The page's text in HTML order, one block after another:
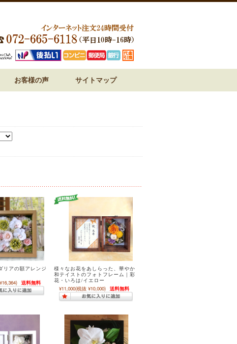
お客様の声 サイトマップ
リアの額アレンジ
送料無料
様々なお花をあしらった、華やか
和テイストのフォトフレーム｜彩
花・いろは/イエロー
¥11,000(税抜 ¥10,000) 送料無料